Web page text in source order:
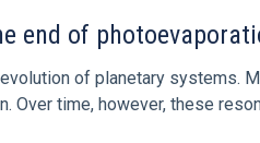
end of
of planetary systems.
time, however, these